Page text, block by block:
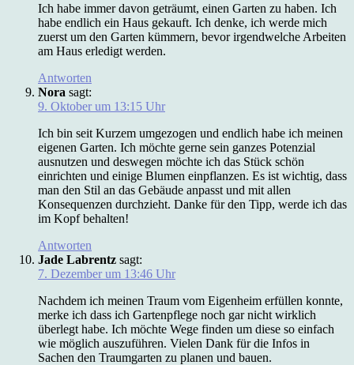
Ich habe immer davon geträumt, einen Garten zu haben. Ich
habe endlich ein Haus gekauft. Ich denke, ich werde mich
zuerst um den Garten kümmern, bevor irgendwelche Arbeiten
am Haus erledigt werden.
Antworten
Nora sagt:
9. Oktober um 13:15 Uhr
Ich bin seit Kurzem umgezogen und endlich habe ich meinen
eigenen Garten. Ich möchte gerne sein ganzes Potenzial
ausnutzen und deswegen möchte ich das Stück schön
einrichten und einige Blumen einpflanzen. Es ist wichtig, dass
man den Stil an das Gebäude anpasst und mit allen
Konsequenzen durchzieht. Danke für den Tipp, werde ich das
im Kopf behalten!
Antworten
Jade Labrentz sagt:
7. Dezember um 13:46 Uhr
Nachdem ich meinen Traum vom Eigenheim erfüllen konnte,
merke ich dass ich Gartenpflege noch gar nicht wirklich
überlegt habe. Ich möchte Wege finden um diese so einfach
wie möglich auszuführen. Vielen Dank für die Infos in
Sachen den Traumgarten zu planen und bauen.